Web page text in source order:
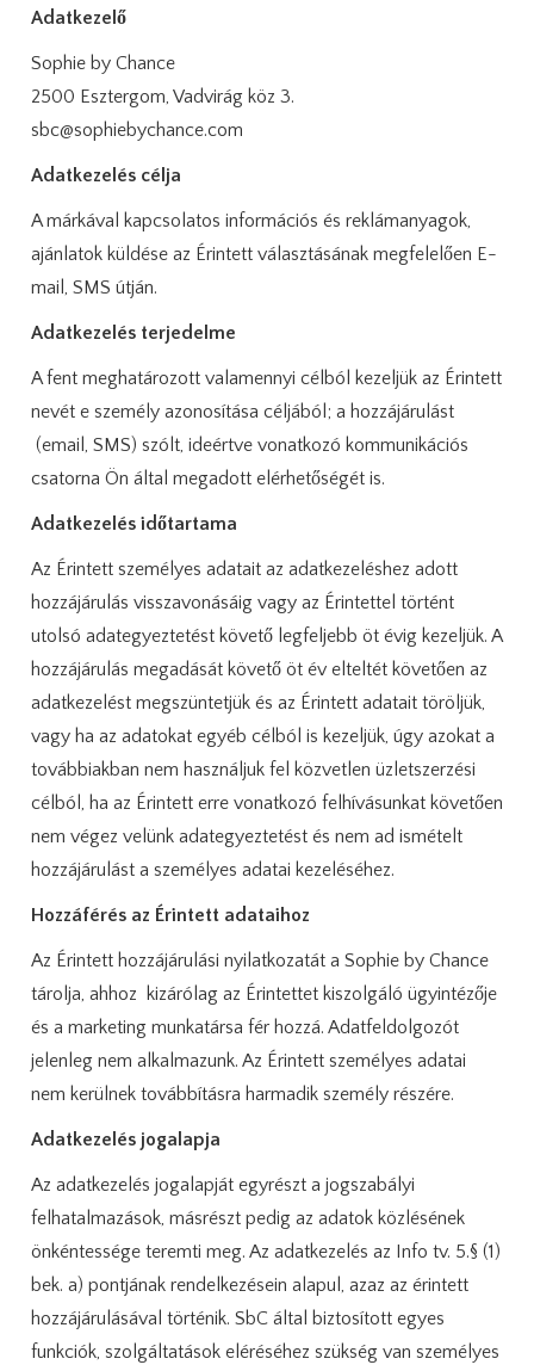
Adatkezelő
Sophie by Chance
2500 Esztergom, Vadvirág köz 3.
sbc@sophiebychance.com
Adatkezelés célja
A márkával kapcsolatos információs és reklámanyagok,
ajánlatok küldése az Érintett választásának megfelelően E-
mail, SMS útján.
Adatkezelés terjedelme
A fent meghatározott valamennyi célból kezeljük az Érintett
nevét e személy azonosítása céljából; a hozzájárulást
(email, SMS) szólt, ideértve vonatkozó kommunikációs
csatorna Ön által megadott elérhetőségét is.
Adatkezelés időtartama
Az Érintett személyes adatait az adatkezeléshez adott
hozzájárulás visszavonásáig vagy az Érintettel történt
utolsó adategyeztetést követő legfeljebb öt évig kezeljük. A
hozzájárulás megadását követő öt év elteltét követően az
adatkezelést megszüntetjük és az Érintett adatait töröljük,
vagy ha az adatokat egyéb célból is kezeljük, úgy azokat a
továbbiakban nem használjuk fel közvetlen üzletszerzési
célból, ha az Érintett erre vonatkozó felhívásunkat követően
nem végez velünk adategyeztetést és nem ad ismételt
hozzájárulást a személyes adatai kezeléséhez.
Hozzáférés az Érintett adataihoz
Az Érintett hozzájárulási nyilatkozatát a Sophie by Chance
tárolja, ahhoz kizárólag az Érintettet kiszolgáló ügyintézője
és a marketing munkatársa fér hozzá. Adatfeldolgozót
jelenleg nem alkalmazunk. Az Érintett személyes adatai
nem kerülnek továbbításra harmadik személy részére.
Adatkezelés jogalapja
Az adatkezelés jogalapját egyrészt a jogszabályi
felhatalmazások, másrészt pedig az adatok közlésének
önkéntessége teremti meg. Az adatkezelés az Info tv. 5.§ (1)
bek. a) pontjának rendelkezésein alapul, azaz az érintett
hozzájárulásával történik. SbC által biztosított egyes
funkciók, szolgáltatások eléréséhez szükség van személyes